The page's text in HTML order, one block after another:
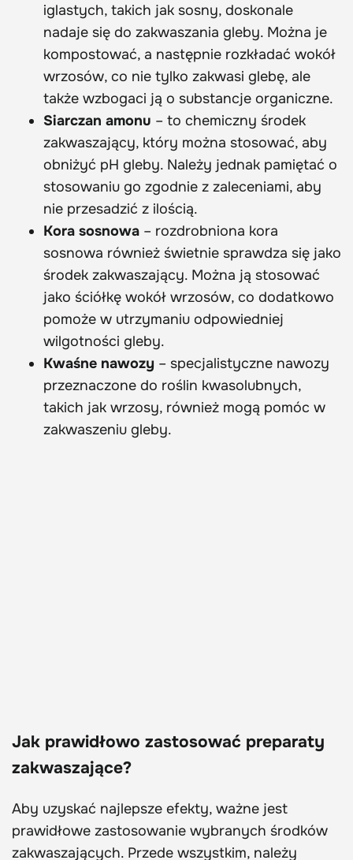
iglastych, takich jak sosny, doskonale
nadaje się do zakwaszania gleby. Można je
kompostować, a następnie rozkładać wokół
wrzosów, co nie tylko zakwasi glebę, ale
także wzbogaci ją o substancje organiczne.
Siarczan amonu – to chemiczny środek
zakwaszający, który można stosować, aby
obniżyć pH gleby. Należy jednak pamiętać o
stosowaniu go zgodnie z zaleceniami, aby
nie przesadzić z ilością.
Kora sosnowa – rozdrobniona kora
sosnowa również świetnie sprawdza się jako
środek zakwaszający. Można ją stosować
jako ściółkę wokół wrzosów, co dodatkowo
pomoże w utrzymaniu odpowiedniej
wilgotności gleby.
Kwaśne nawozy – specjalistyczne nawozy
przeznaczone do roślin kwasolubnych,
takich jak wrzosy, również mogą pomóc w
zakwaszeniu gleby.
Jak prawidłowo zastosować preparaty
zakwaszające?
Aby uzyskać najlepsze efekty, ważne jest
prawidłowe zastosowanie wybranych środków
zakwaszających. Przede wszystkim, należy